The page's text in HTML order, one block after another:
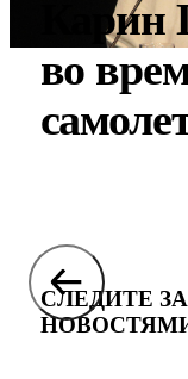
Карин
во
СЛЕДИТЕ ЗА